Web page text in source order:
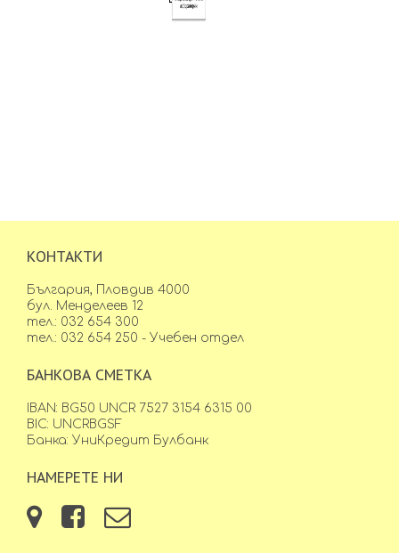
КОНТАКТИ
България, Пловдив 4000
бул. Менделеев 12
тел.: 032 654 300
тел.: 032 654 250 - Учебен отдел
БАНКОВА СМЕТКА
IBAN: BG50 UNCR 7527 3154 6315 00
BIC: UNCRBGSF
Банка: УниКредит Булбанк
НАМЕРЕТЕ НИ